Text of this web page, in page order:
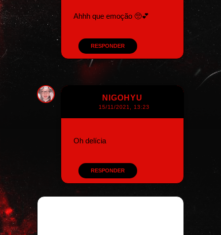
Ahhh que emoção 🥺💕
RESPONDER
NIGOHYU
15/11/2021, 13:23
Oh delícia
RESPONDER